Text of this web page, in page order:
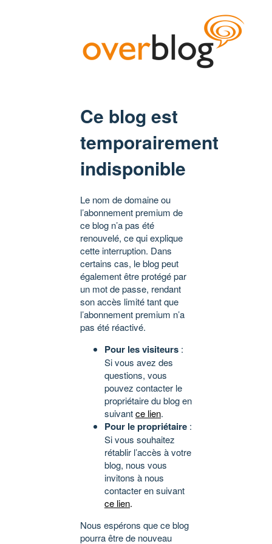
Ce blog est
temporairement
indisponible
Le nom de domaine ou
l’abonnement premium de
ce blog n’a pas été
renouvelé, ce qui explique
cette interruption. Dans
certains cas, le blog peut
également être protégé par
un mot de passe, rendant
son accès limité tant que
l’abonnement premium n’a
pas été réactivé.
Pour les visiteurs :
Si vous avez des
questions, vous
pouvez contacter le
propriétaire du blog en
suivantce lien.
Pour le propriétaire :
Si vous souhaitez
rétablir l’accès à votre
blog, nous vous
invitons à nous
contacter en suivant
ce lien.
Nous espérons que ce blog
pourra être de nouveau